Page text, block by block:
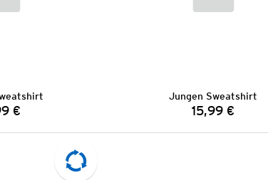
€
Jungen Sweatshirt
Preis:
15,99 €